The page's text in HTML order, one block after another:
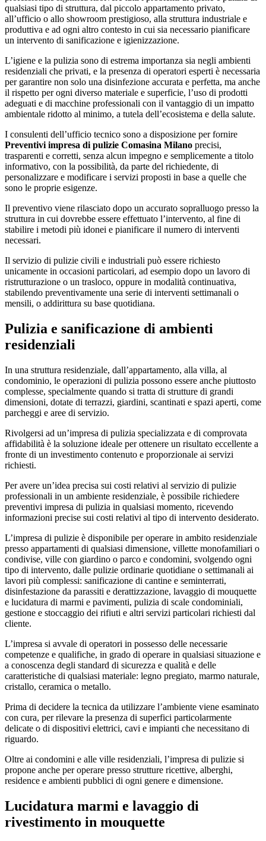
qualsiasi tipo di struttura, dal piccolo appartamento privato,
all’ufficio o allo showroom prestigioso, alla struttura industriale e
produttiva e ad ogni altro contesto in cui sia necessario pianificare
un intervento di sanificazione e igienizzazione.
L’igiene e la pulizia sono di estrema importanza sia negli ambienti
residenziali che privati, e la presenza di operatori esperti è necessaria
per garantire non solo una disinfezione accurata e perfetta, ma anche
il rispetto per ogni diverso materiale e superficie, l’uso di prodotti
adeguati e di macchine professionali con il vantaggio di un impatto
ambientale ridotto al minimo, a tutela dell’ecosistema e della salute.
I consulenti dell’ufficio tecnico sono a disposizione per fornire
Preventivi impresa di pulizie Comasina Milano precisi,
trasparenti e corretti, senza alcun impegno e semplicemente a titolo
informativo, con la possibilità, da parte del richiedente, di
personalizzare e modificare i servizi proposti in base a quelle che
sono le proprie esigenze.
Il preventivo viene rilasciato dopo un accurato sopralluogo presso la
struttura in cui dovrebbe essere effettuato l’intervento, al fine di
stabilire i metodi più idonei e pianificare il numero di interventi
necessari.
Il servizio di pulizie civili e industriali può essere richiesto
unicamente in occasioni particolari, ad esempio dopo un lavoro di
ristrutturazione o un trasloco, oppure in modalità continuativa,
stabilendo preventivamente una serie di interventi settimanali o
mensili, o addirittura su base quotidiana.
Pulizia e sanificazione di ambienti
residenziali
In una struttura residenziale, dall’appartamento, alla villa, al
condominio, le operazioni di pulizia possono essere anche piuttosto
complesse, specialmente quando si tratta di strutture di grandi
dimensioni, dotate di terrazzi, giardini, scantinati e spazi aperti, come
parcheggi e aree di servizio.
Rivolgersi ad un’impresa di pulizia specializzata e di comprovata
affidabilità è la soluzione ideale per ottenere un risultato eccellente a
fronte di un investimento contenuto e proporzionale ai servizi
richiesti.
Per avere un’idea precisa sui costi relativi al servizio di pulizie
professionali in un ambiente residenziale, è possibile richiedere
preventivi impresa di pulizia in qualsiasi momento, ricevendo
informazioni precise sui costi relativi al tipo di intervento desiderato.
L’impresa di pulizie è disponibile per operare in ambito residenziale
presso appartamenti di qualsiasi dimensione, villette monofamiliari o
condivise, ville con giardino o parco e condomini, svolgendo ogni
tipo di intervento, dalle pulizie ordinarie quotidiane o settimanali ai
lavori più complessi: sanificazione di cantine e seminterrati,
disinfestazione da parassiti e derattizzazione, lavaggio di mouquette
e lucidatura di marmi e pavimenti, pulizia di scale condominiali,
gestione e stoccaggio dei rifiuti e altri servizi particolari richiesti dal
cliente.
L’impresa si avvale di operatori in possesso delle necessarie
competenze e qualifiche, in grado di operare in qualsiasi situazione e
a conoscenza degli standard di sicurezza e qualità e delle
caratteristiche di qualsiasi materiale: legno pregiato, marmo naturale,
cristallo, ceramica o metallo.
Prima di decidere la tecnica da utilizzare l’ambiente viene esaminato
con cura, per rilevare la presenza di superfici particolarmente
delicate o di dispositivi elettrici, cavi e impianti che necessitano di
riguardo.
Oltre ai condomini e alle ville residenziali, l’impresa di pulizie si
propone anche per operare presso strutture ricettive, alberghi,
residence e ambienti pubblici di ogni genere e dimensione.
Lucidatura marmi e lavaggio di
rivestimento in mouquette